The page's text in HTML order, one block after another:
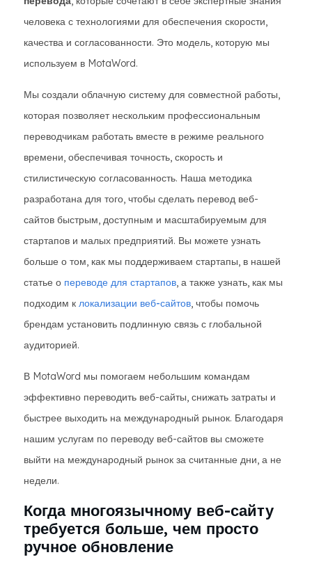
человека с технологиями для обеспечения скорости,
качества и согласованности. Это модель, которую мы
используем в MotaWord.
Мы создали облачную систему для совместной работы,
которая позволяет нескольким профессиональным
переводчикам работать вместе в режиме реального
времени, обеспечивая точность, скорость и
стилистическую согласованность. Наша методика
разработана для того, чтобы сделать перевод веб-
сайтов быстрым, доступным и масштабируемым для
стартапов и малых предприятий. Вы можете узнать
больше о том, как мы поддерживаем стартапы, в нашей
статье о переводе для стартапов, а также узнать, как мы
подходим к локализации веб-сайтов, чтобы помочь
брендам установить подлинную связь с глобальной
аудиторией.
В MotaWord мы помогаем небольшим командам
эффективно переводить веб-сайты, снижать затраты и
быстрее выходить на международный рынок. Благодаря
нашим услугам по переводу веб-сайтов вы сможете
выйти на международный рынок за считанные дни, а не
недели.
Когда многоязычному веб-сайту
требуется больше, чем просто
ручное обновление